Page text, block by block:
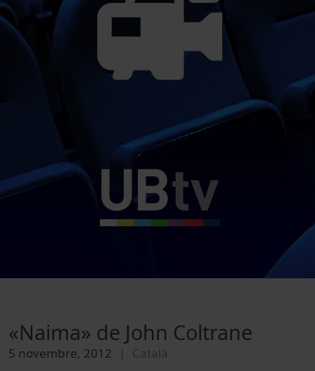
«Naima» de John Coltrane
5 novembre, 2012 Català